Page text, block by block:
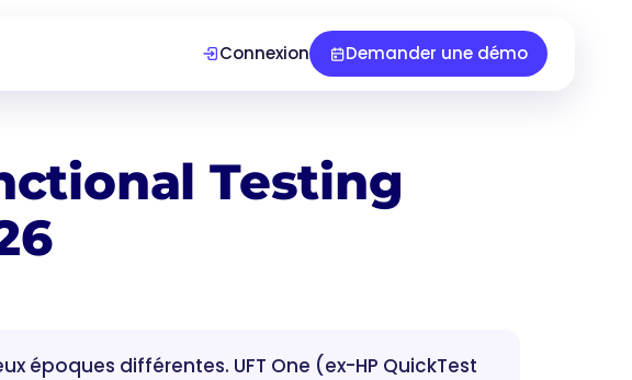
Connexion Demander une démo
Testing
époques différentes. UFT One (ex-HP QuickTest